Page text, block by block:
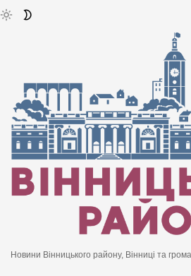
Новини Вінницького району, Вінниці та